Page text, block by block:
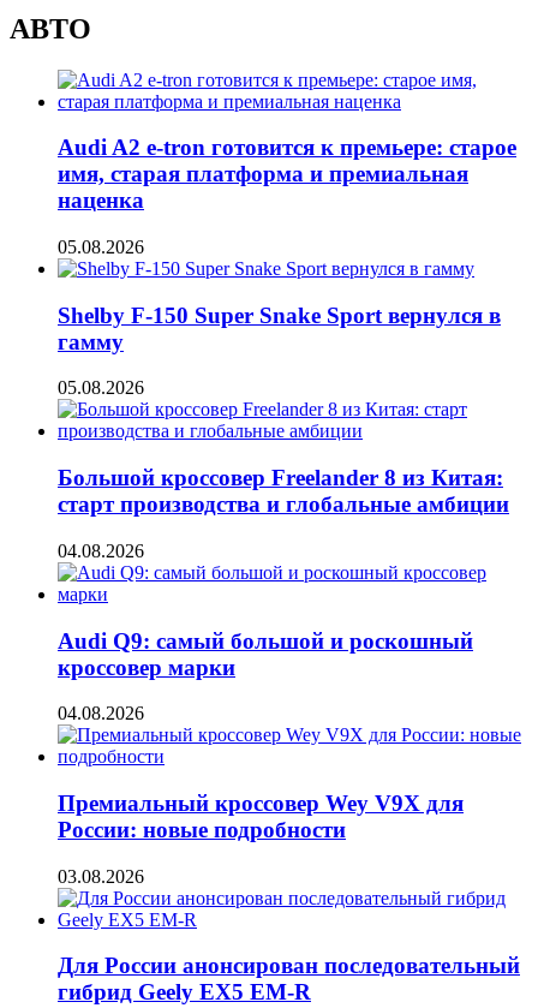
АВТО
Audi A2 e-tron готовится к премьере: старое
имя, старая платформа и премиальная
наценка
05.08.2026
Shelby F-150 Super Snake Sport вернулся в
гамму
05.08.2026
Большой кроссовер Freelander 8 из Китая:
старт производства и глобальные амбиции
04.08.2026
Audi Q9: самый большой и роскошный
кроссовер марки
04.08.2026
Премиальный кроссовер Wey V9X для
России: новые подробности
03.08.2026
Для России анонсирован последовательный
гибрид Geely EX5 EM-R